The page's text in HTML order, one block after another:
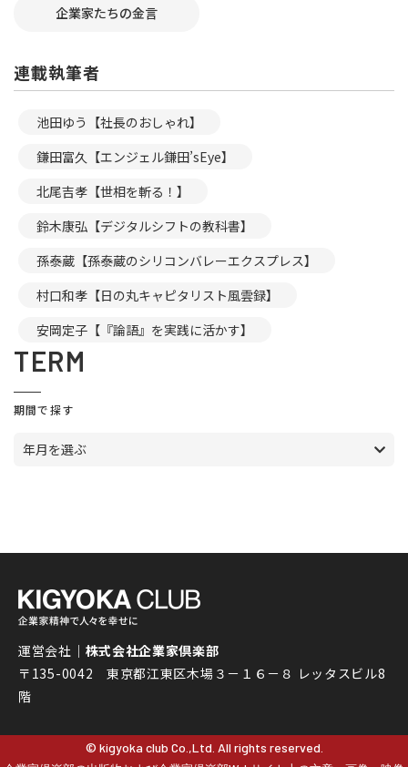
企業家たちの金言
連載執筆者
池田ゆう【社長のおしゃれ】
鎌田富久【エンジェル鎌田’sEye】
北尾吉孝【世相を斬る！】
鈴木康弘【デジタルシフトの教科書】
孫泰蔵【孫泰蔵のシリコンバレーエクスプレス】
村口和孝【日の丸キャピタリスト風雲録】
安岡定子【『論語』を実践に活かす】
TERM
期間で探す
年月を選ぶ
運営会社｜ 株式会社企業家倶楽部
〒135-0042 東京都江東区木場３－１６－８ レッタスビル8
階
© kigyoka club Co.,Ltd. All rights reserved.